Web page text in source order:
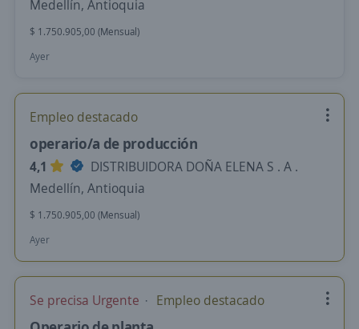
Medellín, Antioquia
$ 1.750.905,00 (Mensual)
Ayer
Empleo destacado
operario/a de producción
4,1
DISTRIBUIDORA DOÑA ELENA S . A .
Medellín, Antioquia
$ 1.750.905,00 (Mensual)
Ayer
Se precisa Urgente Empleo destacado